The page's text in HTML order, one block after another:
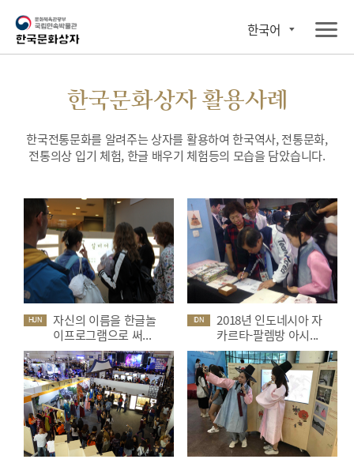
한국어
한국문화상자 활용사례
한국전통문화를 알려주는 상자를 활용하여 한국역사, 전통문화,
전통의상 입기 체험, 한글 배우기 체험등의 모습을 담았습니다.
HUN
자신의 이름을 한글놀
이프로그램으로 써...
IDN
2018년 인도네시아 자
카르타-팔렘방 아시...